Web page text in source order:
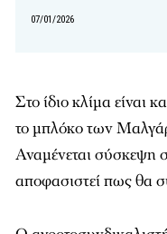
07/01/2026
Στο ίδιο κλίμα είναι
το μπλόκο των
Αναμένεται σύσκεψη
αποφασιστεί πως θα